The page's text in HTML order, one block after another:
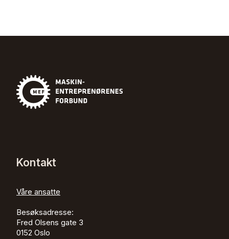
Kontakt
Våre ansatte
Besøksadresse:
Fred Olsens gate 3
0152 Oslo